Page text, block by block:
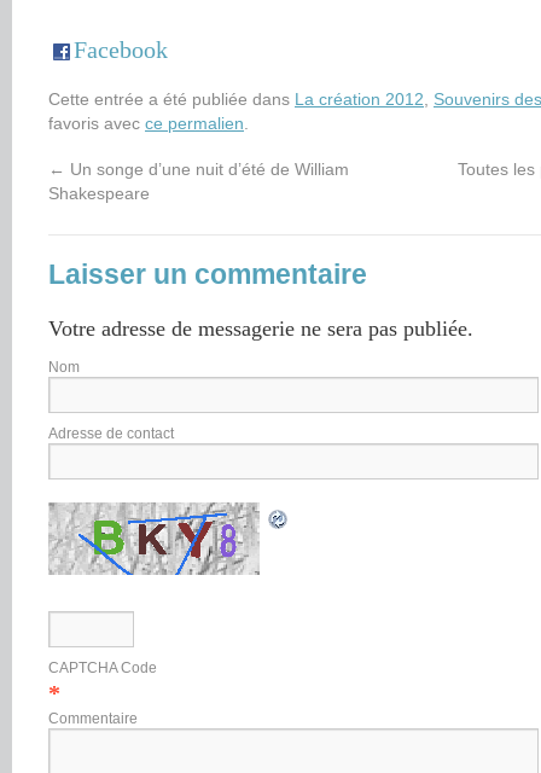
Facebook
Cette entrée a été publiée dans La création 2012
Souvenirs
favoris avec ce permalien
← Un songe d’une nuit d’été de William
Shakespeare
Toutes les
Laisser un commentaire
Votre adresse de messagerie ne sera pas publiée.
Nom
Adresse de contact
CAPTCHA Code
*
Commentaire